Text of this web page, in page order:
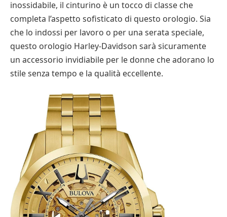
inossidabile, il cinturino è un tocco di classe che
completa l’aspetto sofisticato di questo orologio. Sia
che lo indossi per lavoro o per una serata speciale,
questo orologio Harley-Davidson sarà sicuramente
un accessorio invidiabile per le donne che adorano lo
stile senza tempo e la qualità eccellente.